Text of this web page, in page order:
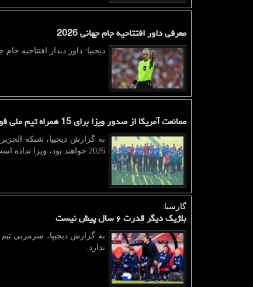
معرفی داور افتتاحیه جام جهانی 2026
دیجیپا: داور دیدار افتتاحیه جام جهانی ۲۰۲۶
ممانعت آمریکا از صدور ویزا برای 15 همراه تیم ملی فوتبال
2026 خواهند بود، ویزا نداده است.
گارسیا:
بلژیک دیگر قدرت ۶ سال پیش نیست
به گزارش دیجیپا، سرمربی
ندارد.